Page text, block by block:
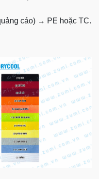
cáo) → PE hoặc TC.